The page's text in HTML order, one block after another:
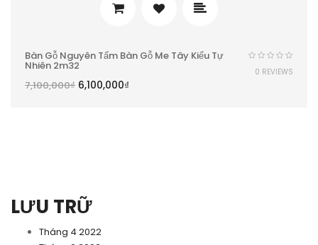
LƯU TRỮ
Tháng 4 2022
Bàn Gỗ Nguyên Tấm Bàn Gỗ Me Tây Kiểu Tự
Nhiên 2m32
7,100,000₫ 6,100,000₫
0 REVIEWS